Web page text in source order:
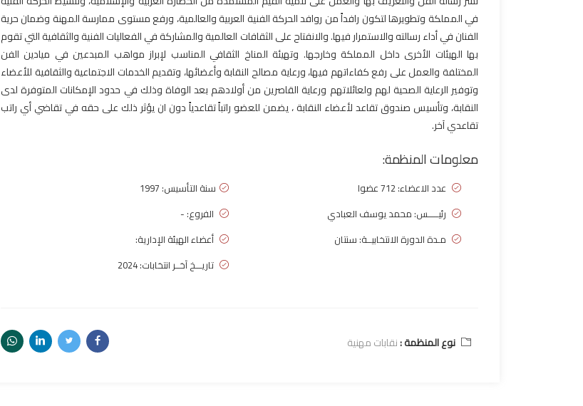
في المملكة وتطويرها لتكون رافداً من روافد الحركة الفنية العربية والعالمية، ورفع مستوى ممارسة المهنة وضمان حرية
الفنان في أداء رسالته والاستمرار فيها. والانفتاح على الثقافات العالمية والمشاركة في الفعاليات الفنية والثقافية التي تقوم
بها الهيئات الأخرى داخل المملكة وخارجها. وتهيئة المناخ الثقافي المناسب لإبراز مواهب المبدعين في ميادين الفن
المختلفة والعمل على رفع كفاءاتهم فيها، ورعاية مصالح النقابة وأعضائها، وتقديم الخدمات الاجتماعية والثقافية للأعضاء
وتوفير الرعاية الصحية لهم ولعائلاتهم ورعاية القاصرين من أولادهم بعد الوفاة وذلك في حدود الإمكانات المتوفرة لدى
النقابة، وتأسيس صندوق تقاعد لأعضاء النقابة ، يضمن للعضو راتباً تقاعدياً دون ان يؤثر ذلك على حقه في تقاضي أي راتب
تقاعدي آخر.
معلومات المنظمة:
سنة التأسيس: 1997
عدد الاعضاء: 712 عضوا
الفروع: -
رئيـــــس: محمد يوسف العبادي
أعضاء الهيئة الإدارية:
مـدة الدورة الانتخابيــة: سنتان
تاريـــخ آخــر انتخابات: 2024
نوع المنظمة :نقابات مهنية